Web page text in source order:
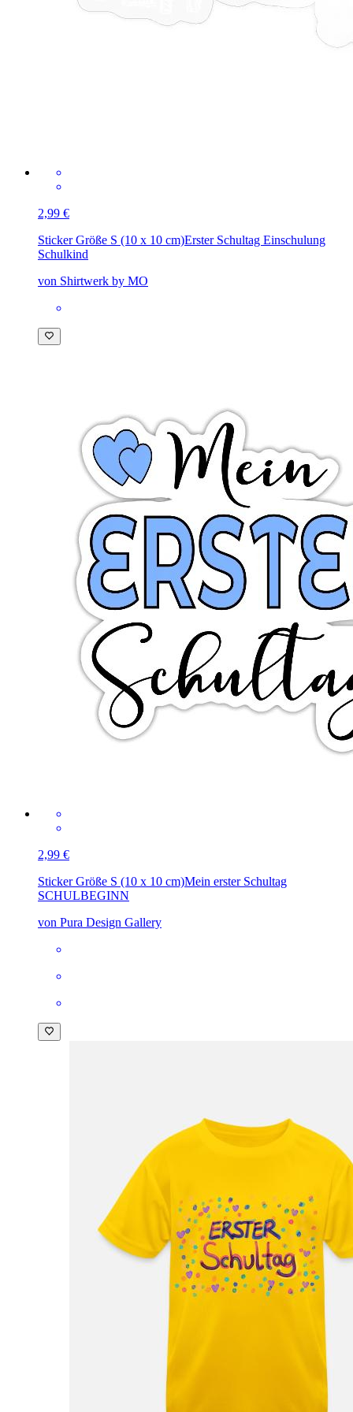
2,99 €
Sticker Größe S (10 x 10 cm)Erster Schultag Einschulung
Schulkind
von Shirtwerk by MO
2,99 €
Sticker Größe S (10 x 10 cm)Mein erster Schultag
SCHULBEGINN
von Pura Design Gallery